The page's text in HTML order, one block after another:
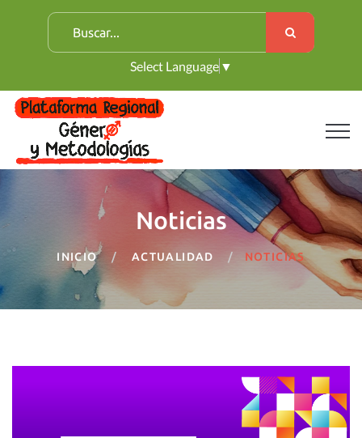
B
u
c
a
r
:
Select Language ▼
Noticias
INICIO ACTUALIDAD NOTICIAS